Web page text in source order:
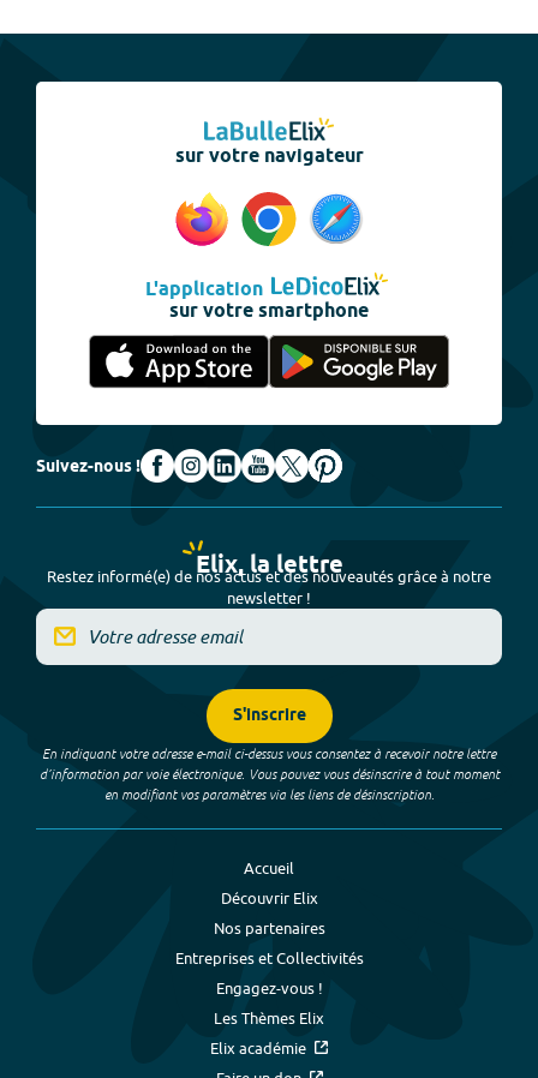
sur votre navigateur
L'application
sur votre smartphone
Suivez-nous !
Elix, la lettre
Restez informé(e) de nos actus et des nouveautés grâce à notre
newsletter !
S'inscrire
En indiquant votre adresse e-mail ci-dessus vous consentez à recevoir notre lettre
d’information par voie électronique. Vous pouvez vous désinscrire à tout moment
en modifiant vos paramètres via les liens de désinscription.
Accueil
Découvrir Elix
Nos partenaires
Entreprises et Collectivités
Engagez-vous !
Les Thèmes Elix
Elix académie